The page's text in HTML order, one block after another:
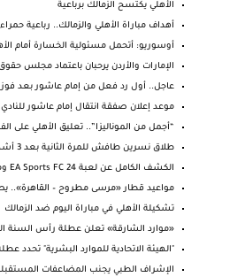
الأهلي يكتسح الزمالك برباعية
أهداف مباراة الأهلي والزمالك.. رباعية حمراء
أوسوريو: أتحمل مسئولية الخسارة أمام
الإمارات والأردن يرحبان باعتماد مجلس
عاجل.. أول رد فعل من إمام عاشور بعد فوز
موعد إعلان صفقة انتقال إمام عاشور للنادي
“أجمل من الموناليزا”.. تعليق الأهلي على
طلاق نسرين طافش للمرة الثانية بعد 3 أشهر من عودتها...
الكشف الكامل عن لعبة EA Sports FC 24 وموعد الإطلاق
مواعيد قطار «مرسى مطروح – القاهرة».. يصل
تشكيلة الأهلي في مباراة اليوم ضد الزمالك
«موارد الشارقة» تعلن عطلة رأس السنة الهجرية
"الهيئة الاتحادية للموارد البشرية" تحدد
الإشراف الطبي يجنب المضاعفات